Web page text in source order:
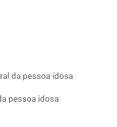
da pessoa idosa
pessoa idosa